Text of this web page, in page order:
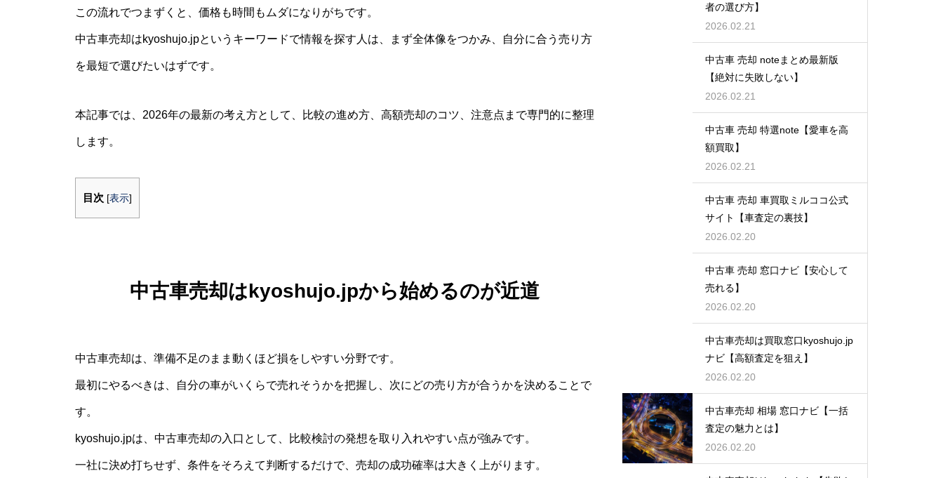
この流れでつまずくと、価格も時間もムダになりがちです。
中古車売却はkyoshujo.jpというキーワードで情報を探す人は、まず全体像をつかみ、自分に合う売り方
を最短で選びたいはずです。
本記事では、2026年の最新の考え方として、比較の進め方、高額売却のコツ、注意点まで専門的に整理
します。
目次 [表示]
中古車売却はkyoshujo.jpから始めるのが近道
中古車売却は、準備不足のまま動くほど損をしやすい分野です。
最初にやるべきは、自分の車がいくらで売れそうかを把握し、次にどの売り方が合うかを決めることで
す。
kyoshujo.jpは、中古車売却の入口として、比較検討の発想を取り入れやすい点が強みです。
一社に決め打ちせず、条件をそろえて判断するだけで、売却の成功確率は大きく上がります。
者の選び方】
2026.02.21
中古車 売却 noteまとめ最新版
【絶対に失敗しない】
2026.02.21
中古車 売却 特選note【愛車を高
額買取】
2026.02.21
中古車 売却 車買取ミルココ公式
サイト【車査定の裏技】
2026.02.20
中古車 売却 窓口ナビ【安心して
売れる】
2026.02.20
中古車売却は買取窓口kyoshujo.jp
ナビ【高額査定を狙え】
2026.02.20
中古車売却 相場 窓口ナビ【一括
査定の魅力とは】
2026.02.20